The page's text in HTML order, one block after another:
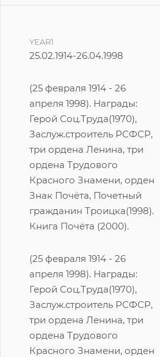
YEAR1
25.02.1914-26.04.1998
(25 февраля 1914 - 26
апреля 1998). Награды:
Герой Соц.Труда(1970),
Заслуж.строитель РСФСР,
три ордена Ленина, три
ордена Трудового
Красного Знамени, орден
Знак Почёта, Почетный
гражданин Троицка(1998).
Книга Почёта (2000).
(25 февраля 1914 - 26
апреля 1998). Награды:
Герой Соц.Труда(1970),
Заслуж.строитель РСФСР,
три ордена Ленина, три
ордена Трудового
Красного Знамени, орден